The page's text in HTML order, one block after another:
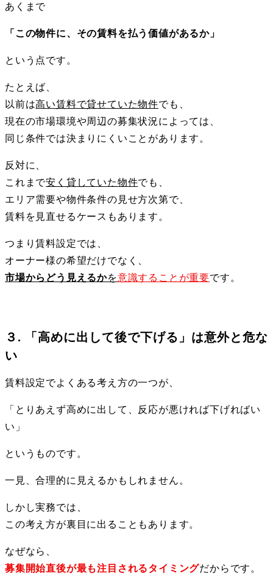
あくまで
「この物件に、その賃料を払う価値があるか」
という点です。
たとえば、
以前は高い賃料で貸せていた物件でも、
現在の市場環境や周辺の募集状況によっては、
同じ条件では決まりにくいことがあります。
反対に、
これまで安く貸していた物件でも、
エリア需要や物件条件の見せ方次第で、
賃料を見直せるケースもあります。
つまり賃料設定では、
オーナー様の希望だけでなく、
市場からどう見えるかを意識することが重要です。
３. 「高めに出して後で下げる」は意外と危な
い
賃料設定でよくある考え方の一つが、
「とりあえず高めに出して、反応が悪ければ下げればい
い」
というものです。
一見、合理的に見えるかもしれません。
しかし実務では、
この考え方が裏目に出ることもあります。
なぜなら、
募集開始直後が最も注目されるタイミングだからです。